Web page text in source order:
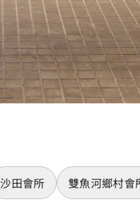
沙田會所 雙魚河鄉村會